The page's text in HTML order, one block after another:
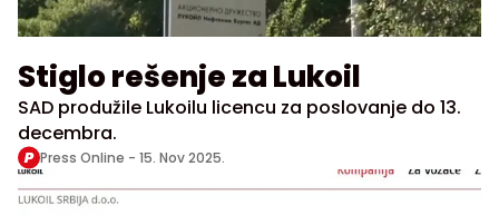
Stiglo rešenje za Lukoil
SAD produžile Lukoilu licencu za poslovanje do 13.
decembra.
Press Online - 15. Nov 2025.